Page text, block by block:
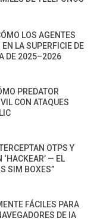
LOS AGENTES
LA SUPERFICIE DE
DE 2025–2026
PREDATOR
CON ATAQUES
OTPS Y
— EL
SIM BOXES”
FÁCILES PARA
DE IA